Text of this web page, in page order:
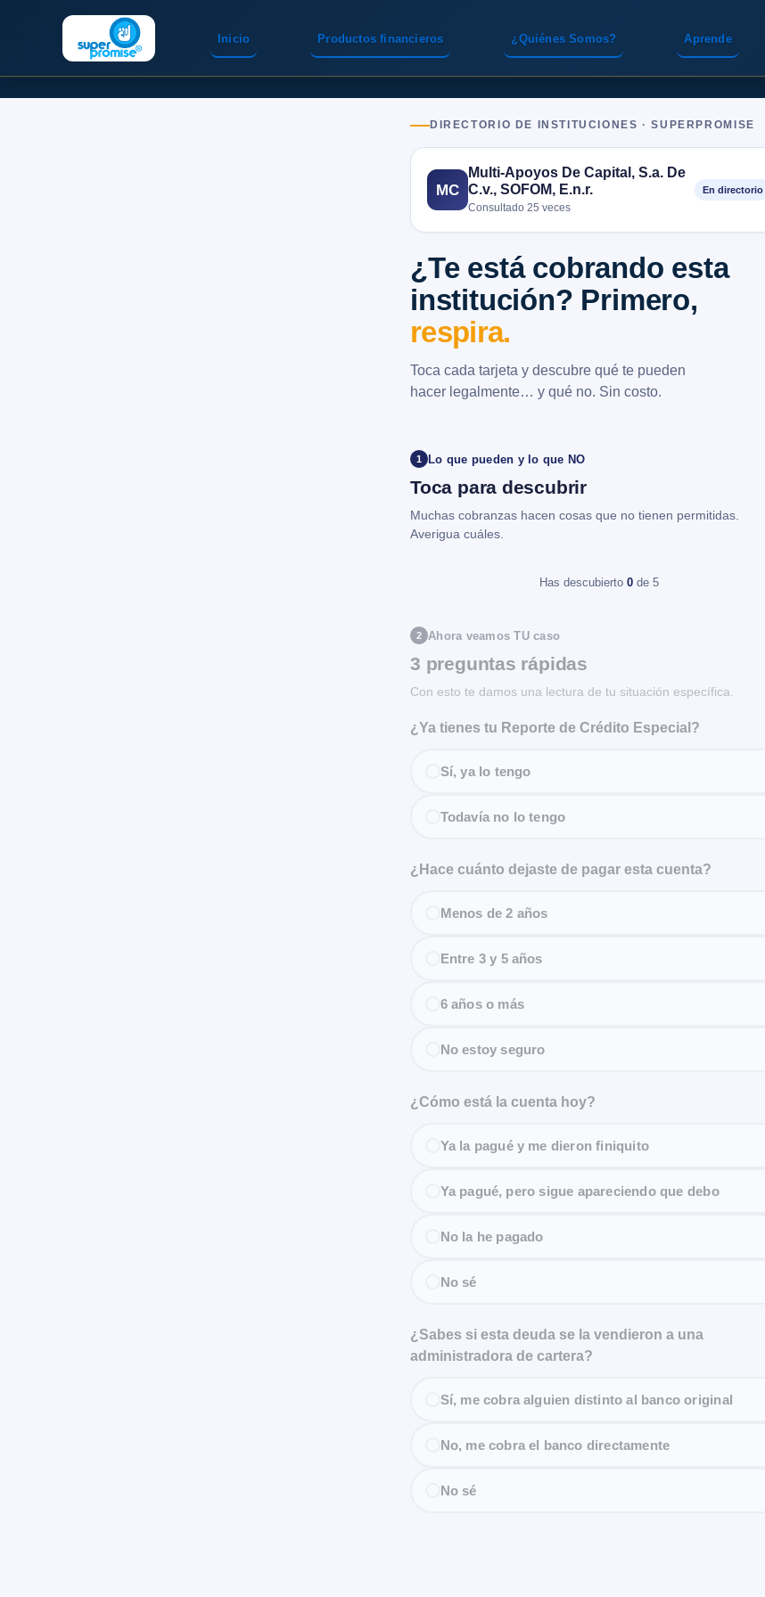
Inicio Productos financieros ¿Quiénes Somos? Aprende
DIRECTORIO DE INSTITUCIONES · SUPERPROMISE
MC
Multi-Apoyos De Capital, S.a. De
C.v., SOFOM, E.n.r.
Consultado 25 veces
En directorio
¿Te está cobrando esta
institución? Primero,
respira.
Toca cada tarjeta y descubre qué te pueden
hacer legalmente… y qué no. Sin costo.
1 Lo que pueden y lo que NO
Toca para descubrir
Muchas cobranzas hacen cosas que no tienen permitidas.
Averigua cuáles.
Has descubierto 0 de 5
2 Ahora veamos TU caso
3 preguntas rápidas
Con esto te damos una lectura de tu situación específica.
¿Ya tienes tu Reporte de Crédito Especial?
Sí, ya lo tengo
Todavía no lo tengo
¿Hace cuánto dejaste de pagar esta cuenta?
Menos de 2 años
Entre 3 y 5 años
6 años o más
No estoy seguro
¿Cómo está la cuenta hoy?
Ya la pagué y me dieron finiquito
Ya pagué, pero sigue apareciendo que debo
No la he pagado
No sé
¿Sabes si esta deuda se la vendieron a una
administradora de cartera?
Sí, me cobra alguien distinto al banco original
No, me cobra el banco directamente
No sé